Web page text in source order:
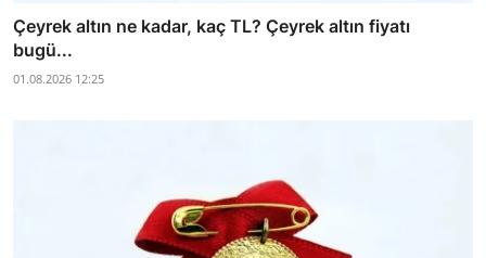
Çeyrek altın ne kadar, kaç TL? Çeyrek altın fiyatı
bugü...
01.08.2026 12:25